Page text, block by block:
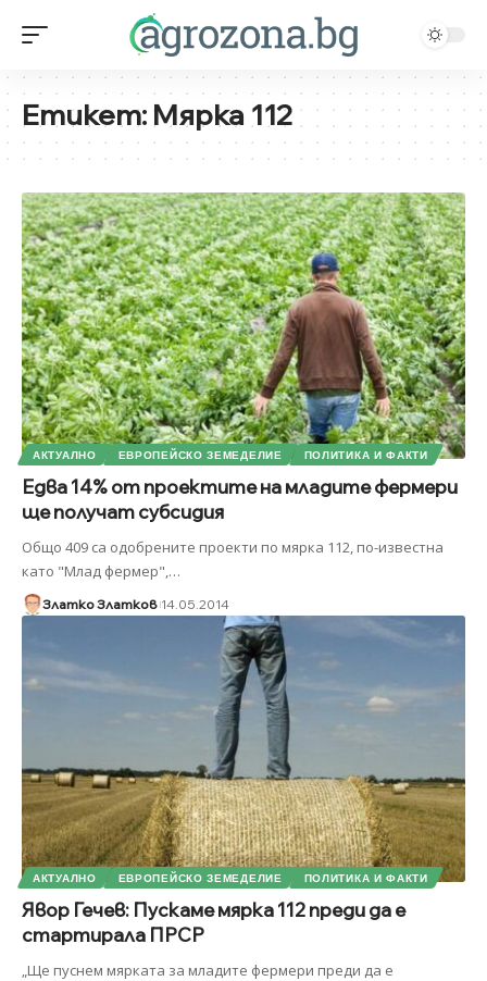
Етикет:Мярка 112
АКТУАЛНО ЕВРОПЕЙСКО ЗЕМЕДЕЛИЕ ПОЛИТИКА И ФАКТИ
Едва 14% от проектите на младите фермери
ще получат субсидия
Общо 409 са одобрените проекти по мярка 112, по-известна
като "Млад фермер",…
Златко Златков 14.05.2014
АКТУАЛНО ЕВРОПЕЙСКО ЗЕМЕДЕЛИЕ ПОЛИТИКА И ФАКТИ
Явор Гечев: Пускаме мярка 112 преди да е
стартирала ПРСР
„Ще пуснем мярката за младите фермери преди да е